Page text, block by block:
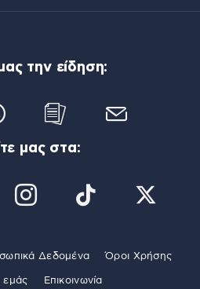
την είδηση:
μας στα:
Δεδομένα Όροι Χρήσης
εμάς Επικοινωνία